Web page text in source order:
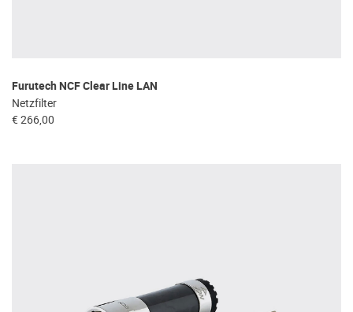
Furutech NCF Clear Line LAN
Netzfilter
€ 266,00